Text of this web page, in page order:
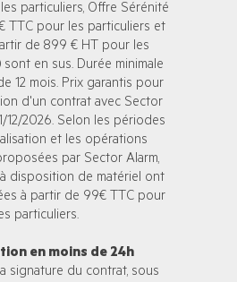
particuliers, Offre Sérénité
TTC pour les particuliers et
de 899 € HT pour les
en sus. Durée minimale
12 mois. Prix garantis pour
d'un contrat avec Sector
12/2026. Selon les périodes
et les opérations
par Sector Alarm,
disposition de matériel ont
à partir de 99€ TTC pour
particuliers.
en moins de 24h
signature du contrat, sous